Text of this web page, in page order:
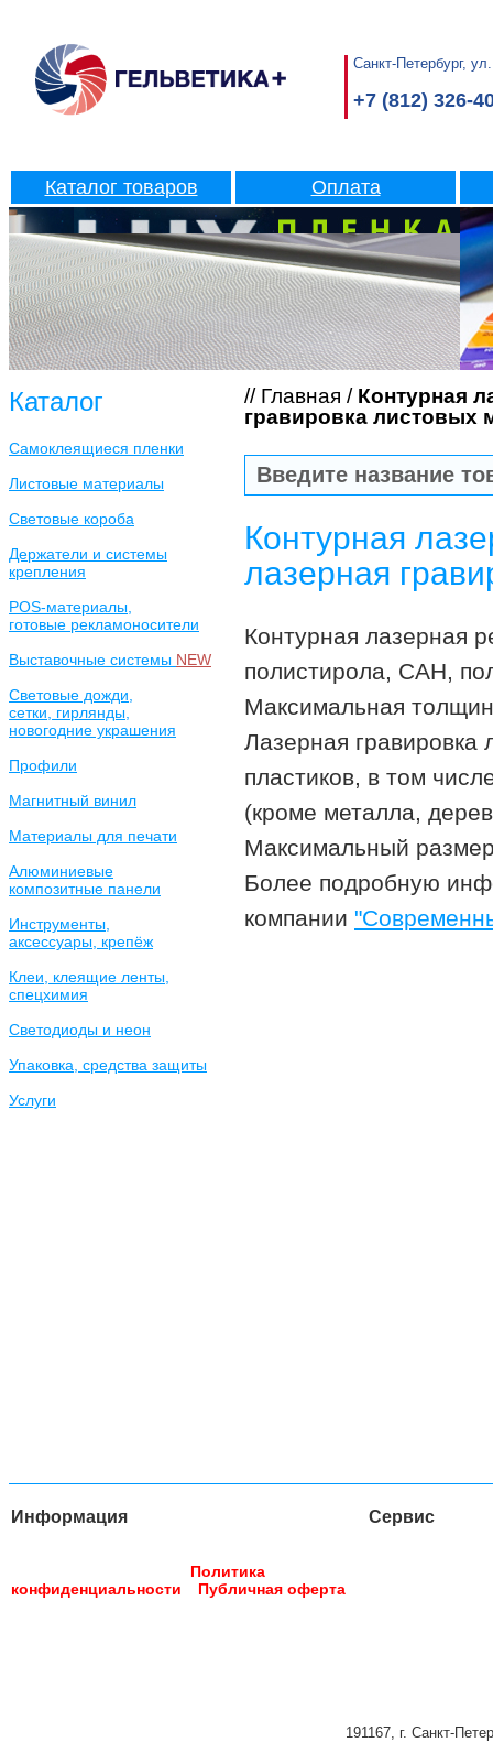
Санкт-Петербург,
+7 (812) 326-
Каталог товаров Оплата
// Главная / Контурная
гравировка листовых
Контурная
лазерная
Контурная лазерная
полистирола, САН,
Максимальная
Лазерная гравировка
пластиков, в том
(кроме металла,
Максимальный
Более подробную
компании
Каталог
Самоклеящиеся пленки
Листовые материалы
Световые короба
Держатели и системы
крепления
POS-материалы,
готовые рекламоносители
Выставочные системы NEW
Световые дожди,
сетки, гирлянды,
новогодние украшения
Профили
Магнитный винил
Материалы для печати
Алюминиевые
композитные панели
Инструменты,
аксессуары, крепёж
Клеи, клеящие ленты,
спецхимия
Светодиоды и неон
Упаковка, средства защиты
Услуги
Информация
Политика
конфиденциальности
Публичная оферта
Сервис
191167, г. Санкт-